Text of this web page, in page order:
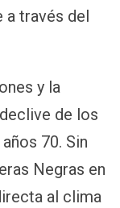
a través del
y la
de los
70. Sin
Negras en
al clima